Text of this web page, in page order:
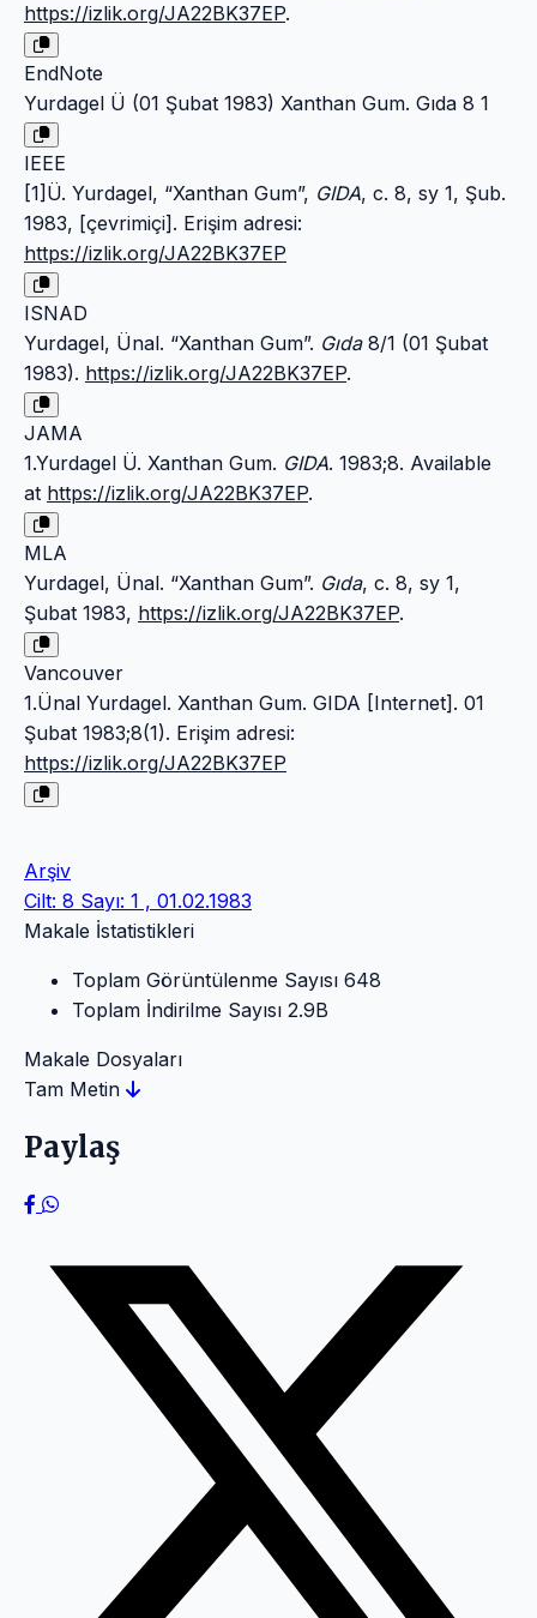
https://izlik.org/JA22BK37EP.
EndNote
Yurdagel Ü (01 Şubat 1983) Xanthan Gum. Gıda 8 1
IEEE
[1]Ü. Yurdagel, “Xanthan Gum”, GIDA, c. 8, sy 1, Şub.
1983, [çevrimiçi]. Erişim adresi:
https://izlik.org/JA22BK37EP
ISNAD
Yurdagel, Ünal. “Xanthan Gum”. Gıda8/1 (01 Şubat
1983). https://izlik.org/JA22BK37EP.
JAMA
1.Yurdagel Ü. Xanthan Gum. GIDA. 1983;8. Available
at https://izlik.org/JA22BK37EP.
MLA
Yurdagel, Ünal. “Xanthan Gum”. Gıda, c. 8, sy 1,
Şubat 1983, https://izlik.org/JA22BK37EP.
Vancouver
1.Ünal Yurdagel. Xanthan Gum. GIDA [Internet]. 01
Şubat 1983;8(1). Erişim adresi:
https://izlik.org/JA22BK37EP
Arşiv
Cilt: 8 Sayı: 1 , 01.02.1983
Makale İstatistikleri
Toplam Görüntülenme Sayısı 648
Toplam İndirilme Sayısı 2.9B
Makale Dosyaları
Tam Metin
Paylaş